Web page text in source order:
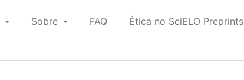
Sobre FAQ Ética no SciELO Preprints